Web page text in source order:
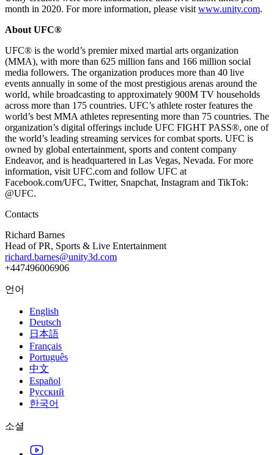
month in 2020. For more information, please visit www.unity.com.
About UFC®
UFC® is the world’s premier mixed martial arts organization
(MMA), with more than 625 million fans and 166 million social
media followers. The organization produces more than 40 live
events annually in some of the most prestigious arenas around the
world, while broadcasting to approximately 900M TV households
across more than 175 countries. UFC’s athlete roster features the
world’s best MMA athletes representing more than 75 countries. The
organization’s digital offerings include UFC FIGHT PASS®, one of
the world’s leading streaming services for combat sports. UFC is
owned by global entertainment, sports and content company
Endeavor, and is headquartered in Las Vegas, Nevada. For more
information, visit UFC.com and follow UFC at
Facebook.com/UFC, Twitter, Snapchat, Instagram and TikTok:
@UFC.
Contacts
Richard Barnes
Head of PR, Sports & Live Entertainment
richard.barnes@unity3d.com
+447496006906
언어
English
Deutsch
日本語
Français
Português
中文
Español
Русский
한국어
소셜